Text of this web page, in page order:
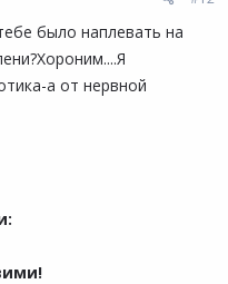
было наплевать на
а от нервной